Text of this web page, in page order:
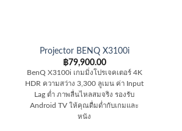
Projector BENQ X3100i
฿79,900.00
BenQ X3100i เกมมิ่งโปรเจคเตอร์ 4K
HDR ความสว่าง 3,300 ลูเมน ค่า Input
Lag ต่ำ ภาพลื่นไหลสมจริง รองรับ
Android TV ให้คุณดื่มด่ำกับเกมและ
หนัง